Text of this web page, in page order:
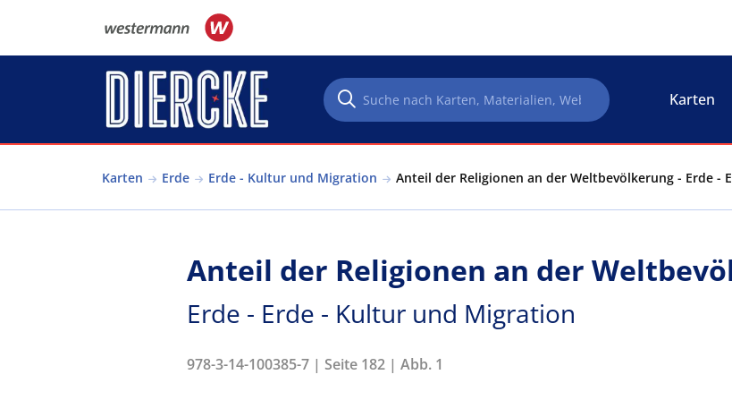
Karten
Karten Erde Erde - Kultur und Migration Anteil der Religionen an der Weltbevölkerung - Erde -
Anteil der Religionen an der
Erde - Erde - Kultur und Migration
978-3-14-100385-7 | Seite 182 | Abb. 1